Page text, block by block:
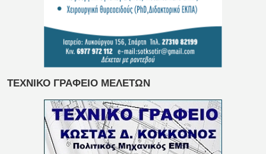
ΤΕΧΝΙΚΟ ΓΡΑΦΕΙΟ ΜΕΛΕΤΩΝ